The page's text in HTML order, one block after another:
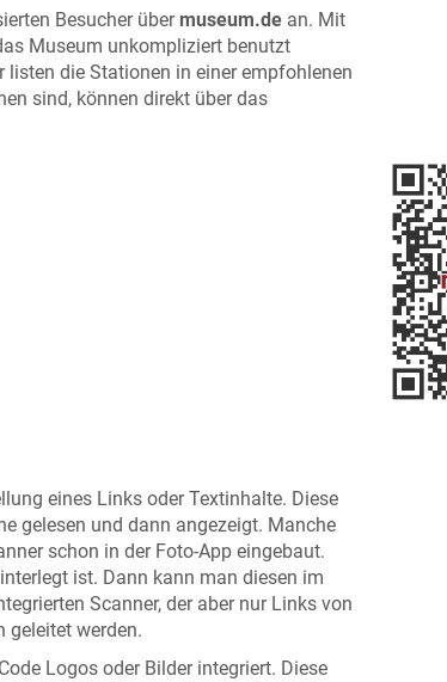
Besucher über museum.de an. Mit
Museum unkompliziert benutzt
listen die Stationen in einer empfohlenen
sind, können direkt über das
eines Links oder Textinhalte. Diese
gelesen und dann angezeigt. Manche
schon in der Foto-App eingebaut.
ist. Dann kann man diesen im
Scanner, der aber nur Links von
geleitet werden.
Logos oder Bilder integriert. Diese